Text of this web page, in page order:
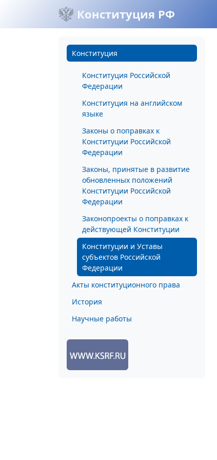
Конституция РФ
Конституция
Конституция Российской
Федерации
Конституция на английском
языке
Законы о поправках к
Конституции Российской
Федерации
Законы, принятые в развитие
обновленных положений
Конституции Российской
Федерации
Законопроекты о поправках к
действующей Конституции
Конституции и Уставы
субъектов Российской
Федерации
Акты конституционного права
История
Научные работы